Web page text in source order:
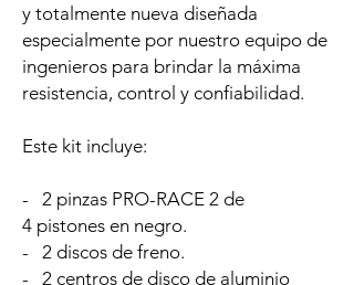
y totalmente nueva diseñada
especialmente por nuestro equipo de
ingenieros para brindar la máxima
resistencia, control y confiabilidad.
Este kit incluye:
- 2 pinzas PRO-RACE 2 de
4 pistones en negro.
- 2 discos de freno.
- 2 centros de disco de aluminio